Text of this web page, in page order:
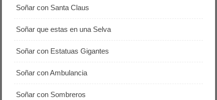
Soñar con Santa Claus
Soñar que estas en una Selva
Soñar con Estatuas Gigantes
Soñar con Ambulancia
Soñar con Sombreros